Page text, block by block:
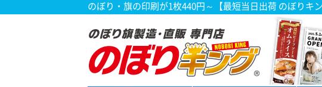
のぼり・旗の印刷が1枚440円～【最短当日出荷 のぼりキン